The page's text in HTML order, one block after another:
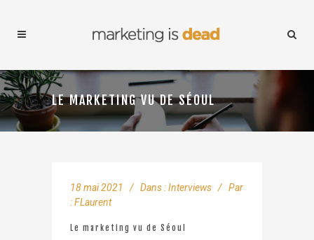
LE MARKETING VU DE SÉOUL
18 mai 2021 Dans :Interviews
Par
:FLaurent
Le marketing vu de Séoul